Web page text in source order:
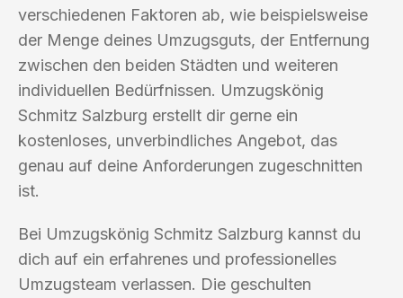
verschiedenen Faktoren ab, wie beispielsweise
der Menge deines Umzugsguts, der Entfernung
zwischen den beiden Städten und weiteren
individuellen Bedürfnissen. Umzugskönig
Schmitz Salzburg erstellt dir gerne ein
kostenloses, unverbindliches Angebot, das
genau auf deine Anforderungen zugeschnitten
ist.
Bei Umzugskönig Schmitz Salzburg kannst du
dich auf ein erfahrenes und professionelles
Umzugsteam verlassen. Die geschulten